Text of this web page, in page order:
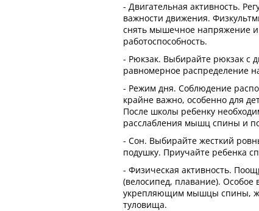
- Двигательная активность.
важности движения.
снять мышечное напряжение и
работоспособность.
- Рюкзак. Выбирайте рюкзак с
равномерное распределение
- Режим дня. Соблюдение
крайне важно, особенно для
После школы ребенку
расслабления мышц спины и
- Сон. Выбирайте жесткий
подушку. Приучайте ребенка
- Физическая активность.
(велосипед, плавание).
укрепляющим мышцы спины,
туловища.